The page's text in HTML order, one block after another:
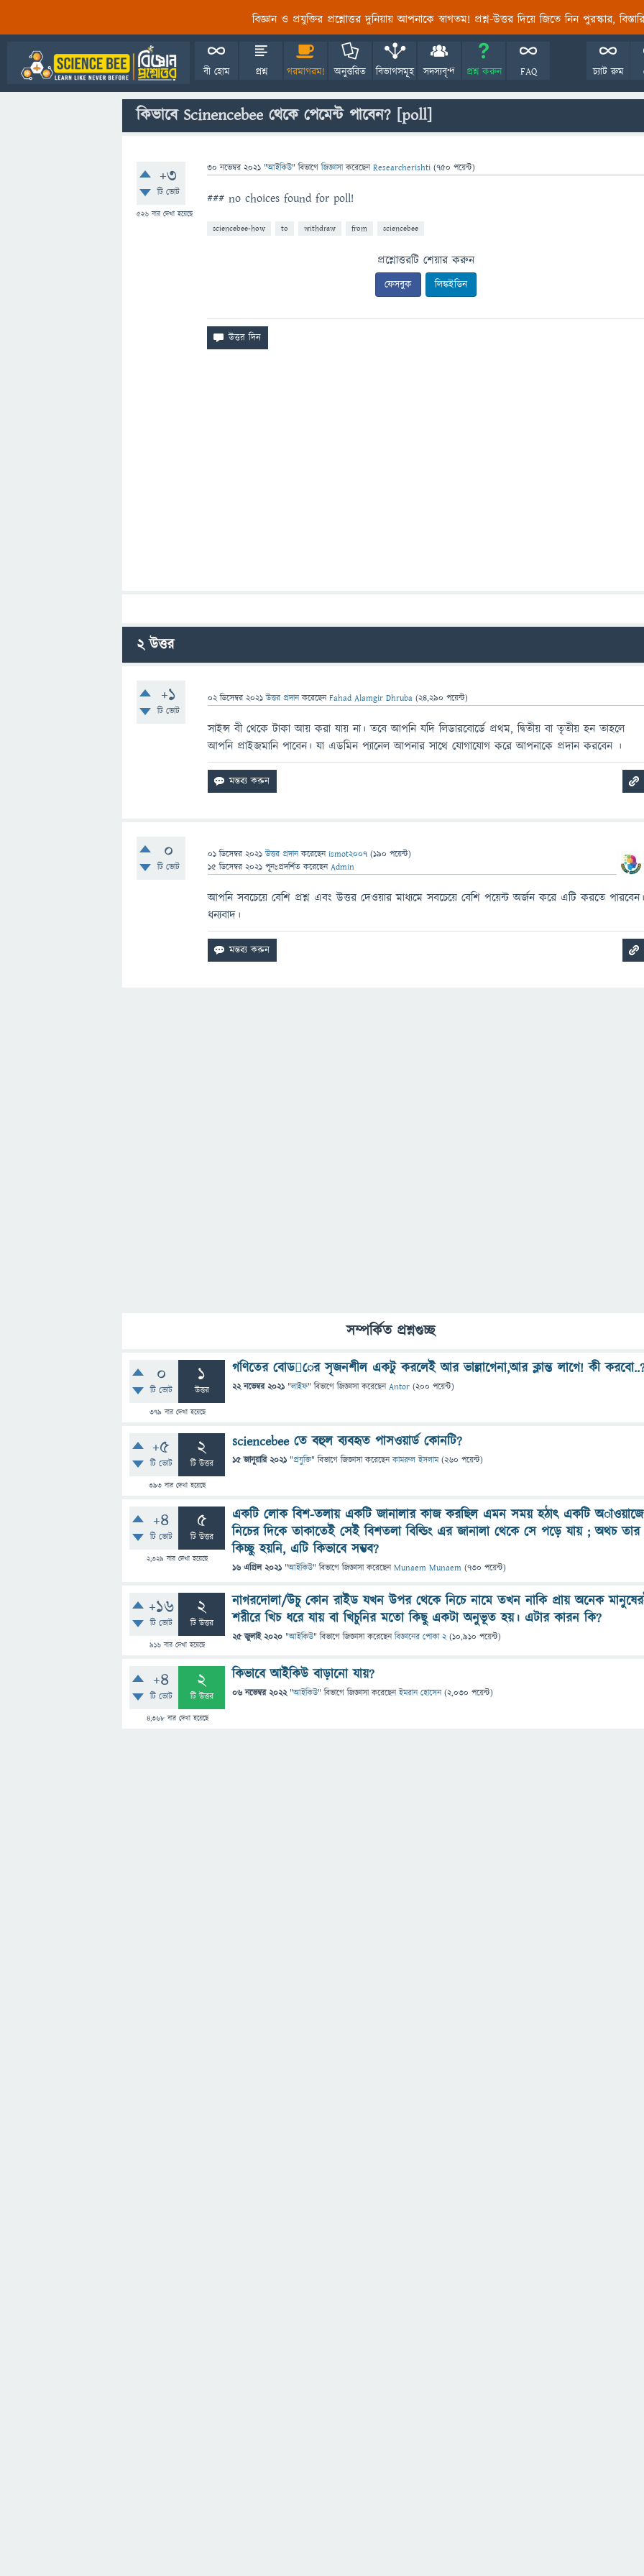
বিজ্ঞান ও প্রযুক্তির প্রশ্নোত্তর দুনিয়ায় আপনাকে স্বাগতম! প্রশ্ন-উত্তর দিয়ে জিতে নিন পুরস্কার,
বী হোম প্রশ্ন গরমাগরম! অনুত্তরিত বিভাগসমূহ সদস্যবৃন্দ প্রশ্ন করুন FAQ চ্যাট রুম
কিভাবে Scinencebee থেকে পেমেন্ট পাবেন? [poll]
+3
টি ভোট
526 বার দেখা হয়েছে
30 নভেম্বর 2021 "আইকিউ" বিভাগে জিজ্ঞাসাকরেছেনResearcherishti (750 পয়েন্ট)
### no choices found for poll!
sciencebee-how to withdraw from sciencebee
প্রশ্নোত্তরটি শেয়ার করুন
ফেসবুক লিঙ্কইডিন
2উত্তর
+1
টি ভোট
02 ডিসেম্বর 2021 উত্তর প্রদান করেছেনFahad Alamgir Dhruba (24,290 পয়েন্ট)
সাইন্স বী থেকে টাকা আয় করা যায় না। তবে আপনি যদি লিডারবোর্ডে প্রথম, দ্বিতীয় বা তৃতীয় হন তাহলে
আপনি প্রাইজমানি পাবেন। যা এডমিন প্যানেল আপনার সাথে যোগাযোগ করে আপনাকে প্রদান করবেন ।
0
টি ভোট
01 ডিসেম্বর 2021 উত্তর প্রদান করেছেনismot2007 (190 পয়েন্ট)
15 ডিসেম্বর 2021 পূনঃপ্রদর্শিত করেছেনAdmin
আপনি সবচেয়ে বেশি প্রশ্ন এবং উত্তর দেওয়ার মাধ্যমে সবচেয়ে বেশি পয়েন্ট অর্জন করে এটি করতে
ধন্যবাদ।
সম্পর্কিত প্রশ্নগুচ্ছ
0
টি ভোট
1
উত্তর
379 বার দেখা হয়েছে
গণিতের বোডের সৃজনশীল একটু করলেই আর ভাল্লাগেনা,আর ক্লান্ত লাগে! কী
22 নভেম্বর 2021 "লাইফ" বিভাগে জিজ্ঞাসাকরেছেনAntor (200 পয়েন্ট)
+5
টি ভোট
2
টি উত্তর
393 বার দেখা হয়েছে
sciencebee তে বহুল ব্যবহৃত পাসওয়ার্ড কোনটি?
15 জানুয়ারি 2021 "প্রযুক্তি" বিভাগে জিজ্ঞাসাকরেছেনকামরুল ইসলাম (260 পয়েন্ট)
+4
টি ভোট
5
টি উত্তর
2,329 বার দেখা হয়েছে
একটি লোক বিশ-তলায় একটি জানালার কাজ করছিল এমন সময় হঠাৎ একটি অাওয়াজে
নিচের দিকে তাকাতেই সেই বিশতলা বিল্ডিং এর জানালা থেকে সে পড়ে যায় ; অথচ তার
কিচ্ছু হয়নি, এটি কিভাবে সম্ভব?
16 এপ্রিল 2021 "আইকিউ" বিভাগে জিজ্ঞাসাকরেছেনMunaem Munaem (730 পয়েন্ট)
+16
টি ভোট
2
টি উত্তর
916 বার দেখা হয়েছে
নাগরদোলা/উচু কোন রাইড যখন উপর থেকে নিচে নামে তখন নাকি প্রায় অনেক
শরীরে খিচ ধরে যায় বা খিচুনির মতো কিছু একটা অনুভূত হয়। এটার কারন কি?
25 জুলাই 2020 "আইকিউ" বিভাগে জিজ্ঞাসাকরেছেনবিজ্ঞানের পোকা 2 (10,910 পয়েন্ট)
+4
টি ভোট
2
টি উত্তর
4,368বার দেখা হয়েছে
কিভাবে আইকিউ বাড়ানো যায়?
06 নভেম্বর 2022 "আইকিউ" বিভাগে জিজ্ঞাসাকরেছেনইমরান হোসেন (2,030 পয়েন্ট)